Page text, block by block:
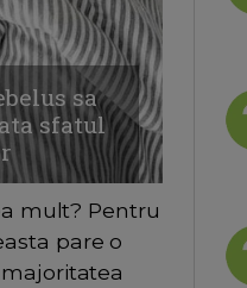
sa
sfatul
mult? Pentru
pare o